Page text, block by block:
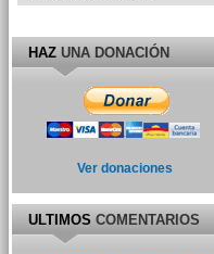
HAZUNA DONACIÓN
Ver donaciones
ULTIMOSCOMENTARIOS